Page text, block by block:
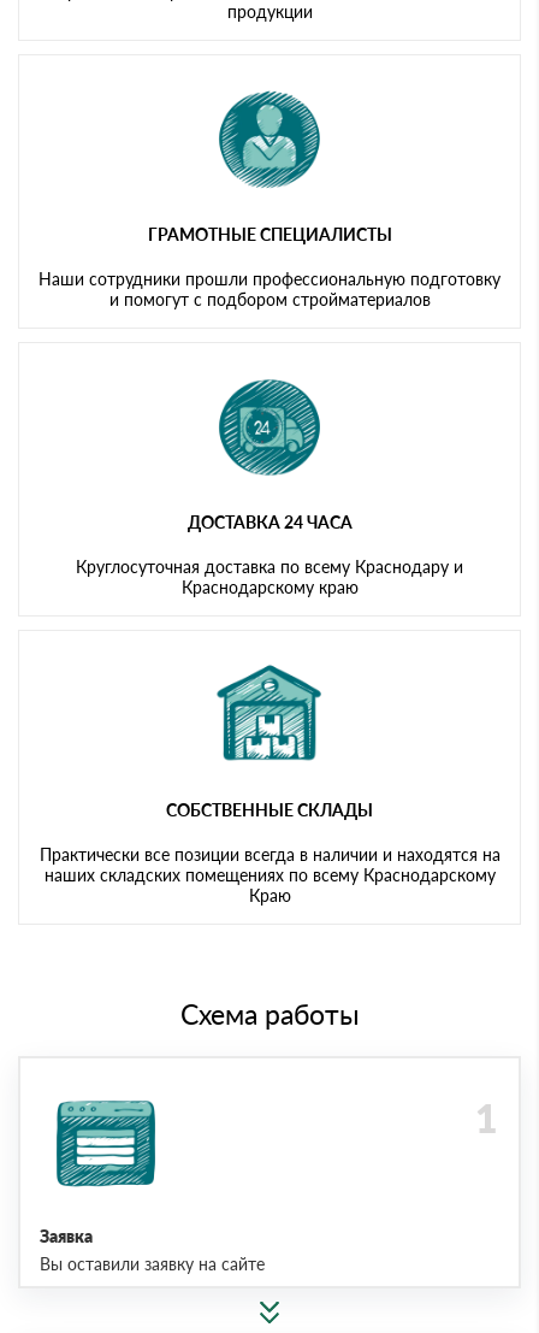
продукции
ГРАМОТНЫЕ СПЕЦИАЛИСТЫ
Наши сотрудники прошли профессиональную подготовку
и помогут с подбором стройматериалов
ДОСТАВКА 24 ЧАСА
Круглосуточная доставка по всему Краснодару и
Краснодарскому краю
СОБСТВЕННЫЕ СКЛАДЫ
Практически все позиции всегда в наличии и находятся на
наших складских помещениях по всему Краснодарскому
Краю
Схема работы
Заявка
Вы оставили заявку на сайте